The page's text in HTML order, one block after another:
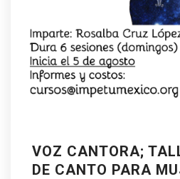
VOZ CANTORA;
DE CANTO PARA